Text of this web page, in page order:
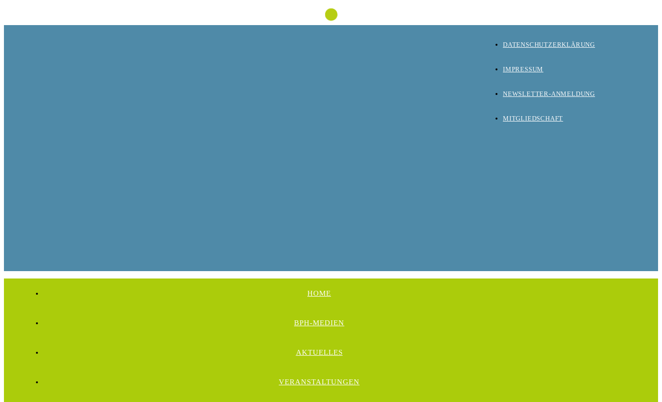
DATENSCHUTZERKLÄRUNG
IMPRESSUM
NEWSLETTER-ANMELDUNG
MITGLIEDSCHAFT
HOME
BPH-MEDIEN
AKTUELLES
VERANSTALTUNGEN